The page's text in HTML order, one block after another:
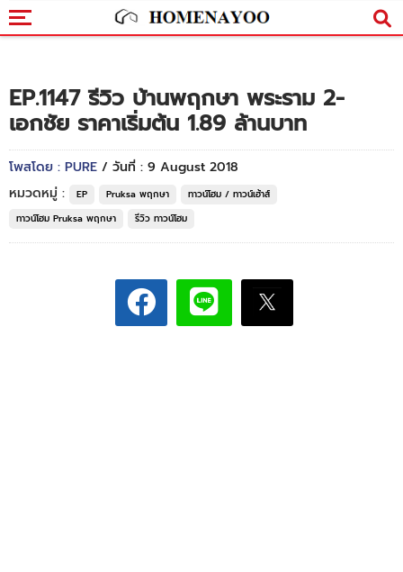
EP.1147 รีวิว บ้านพฤกษา พระราม 2-
เอกชัย ราคาเริ่มต้น 1.89 ล้านบาท
โพสโดย : PURE / วันที่ : 9 August 2018
หมวดหมู่ :
EP Pruksa พฤกษา
ทาวน์โฮม / ทาวน์เฮ้าส์
ทาวน์โฮม Pruksa พฤกษา
รีวิว ทาวน์โฮม